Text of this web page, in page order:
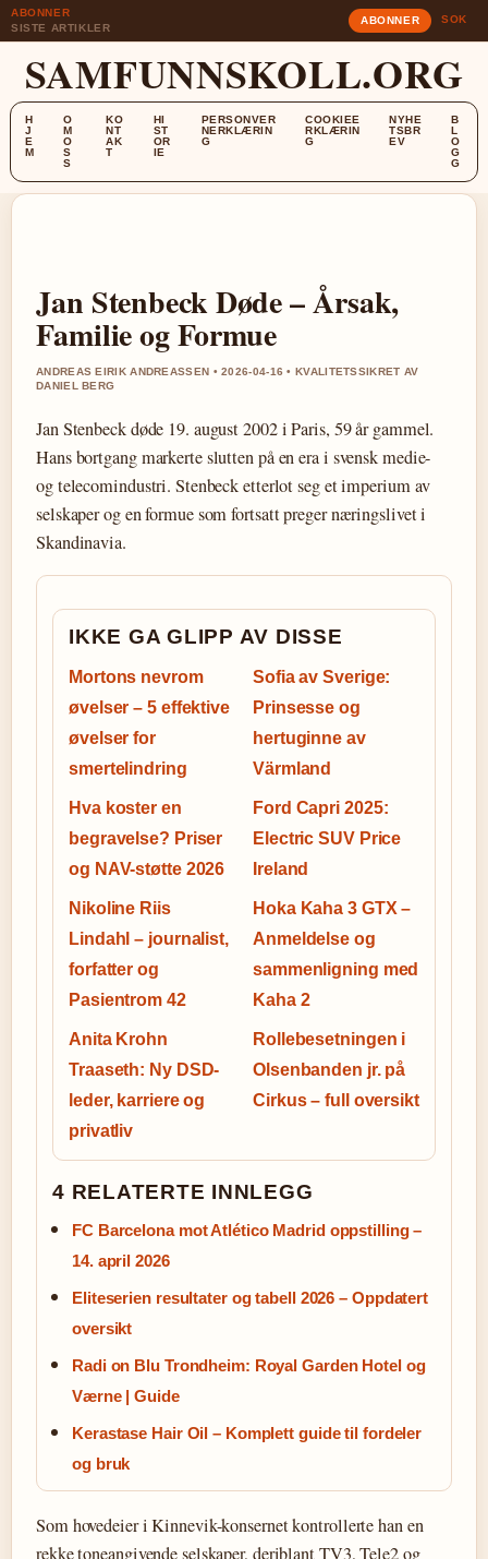
ABONNER
SISTE ARTIKLER
ABONNER SOK
SAMFUNNSKOLL.ORG
H
J
E
M
O
M
O
S
S
KO
NT
AK
T
HI
ST
OR
IE
PERSONVER
NERKLÆRIN
G
COOKIEE
RKLÆRIN
G
NYHE
TSBR
EV
B
L
O
G
G
Jan Stenbeck Døde – Årsak,
Familie og Formue
ANDREAS EIRIK ANDREASSEN • 2026-04-16 • KVALITETSSIKRET AV
DANIEL BERG
Jan Stenbeck døde 19. august 2002 i Paris, 59 år gammel.
Hans bortgang markerte slutten på en era i svensk medie-
og telecomindustri. Stenbeck etterlot seg et imperium av
selskaper og en formue som fortsatt preger næringslivet i
Skandinavia.
IKKE GA GLIPP AV DISSE
Mortons nevrom
øvelser – 5 effektive
øvelser for
smertelindring
Sofia av Sverige:
Prinsesse og
hertuginne av
Värmland
Hva koster en
begravelse? Priser
og NAV-støtte 2026
Ford Capri 2025:
Electric SUV Price
Ireland
Nikoline Riis
Lindahl – journalist,
forfatter og
Pasientrom 42
Hoka Kaha 3 GTX –
Anmeldelse og
sammenligning med
Kaha 2
Anita Krohn
Traaseth: Ny DSD-
leder, karriere og
privatliv
Rollebesetningen i
Olsenbanden jr. på
Cirkus – full oversikt
4 RELATERTE INNLEGG
FC Barcelona mot Atlético Madrid oppstilling –
14. april 2026
Eliteserien resultater og tabell 2026 – Oppdatert
oversikt
Radi on Blu Trondheim: Royal Garden Hotel og
Værne | Guide
Kerastase Hair Oil – Komplett guide til fordeler
og bruk
Som hovedeier i Kinnevik-konsernet kontrollerte han en
rekke toneangivende selskaper, deriblant TV3, Tele2 og